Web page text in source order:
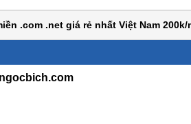
.com .net giá rẻ nhất Việt Nam 200k/